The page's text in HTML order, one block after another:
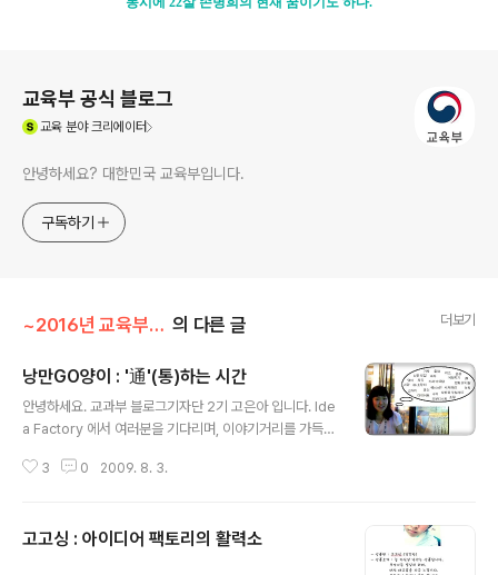
교육부 공식 블로그
교육분야 크리에이터
안녕하세요? 대한민국 교육부입니다.
구독하기
~2016년 교육부 이야기 의 다른 글 더보기
낭만GO양이 : '通'(통)하는 시간
안녕하세요. 교과부 블로그기자단 2기 고은아 입니다. Ide
a Factory 에서 여러분을 기다리며, 이야기거리를 가득
4학년에 재학중이며, 어느덧 졸업을 앞두고 있습니다. 기
과 같이 평범하고도 특별한 고민으로 가득한 대학생이니까
3 0 2009. 8. 3.
고고싱 : 아이디어 팩토리의 활력소